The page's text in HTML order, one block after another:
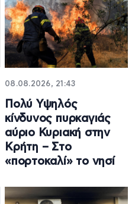
08.08.2026, 21:43
Πολύ Υψηλός
κίνδυνος πυρκαγιάς
αύριο Κυριακή στην
Κρήτη – Στο
«πορτοκαλί» το νησί